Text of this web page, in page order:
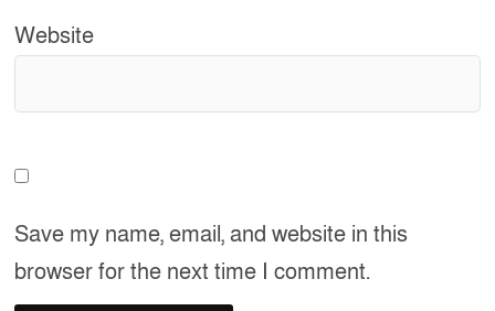
Website
Save my name, email, and website in this
browser for the next time I comment.